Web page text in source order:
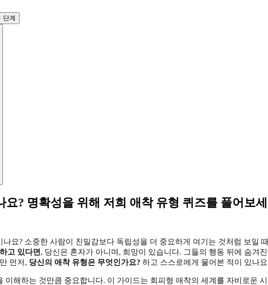
단계
요? 명확성을 위해 저희 애착 유형 퀴즈를 풀어보
요? 소중한 사람이 친밀감보다 독립성을 더 중요하게 여기는 것처럼 보일
고 있다면 , 당신은 혼자가 아니며, 희망이 있습니다. 그들의 행동 뒤에 숨겨
먼저, 당신의 애착 유형은 무엇인가요? 하고 스스로에게 물어본 적이 있나요
이해하는 것만큼 중요합니다. 이 가이드는 회피형 애착의 세계를 자비로운